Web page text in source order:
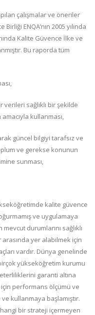
çalışmalar ve öneriler
ENQA’nın 2005 yılında
Kalite Güvence İlke ve
Bu raporda tüm
sağlıklı bir şekilde
kullanması,
güncel bilgiyi tarafsız ve
ve gerekse konunun
sunması,
kalite güvence
ve uygulamaya
durumlarını sağlıklı
yer alabilmek için
vardır. Dünya genelinde
yükseköğretim kurumu
garanti altına
performans ölçümü ve
kullanmaya başlamıştır.
bir strateji içermeyen